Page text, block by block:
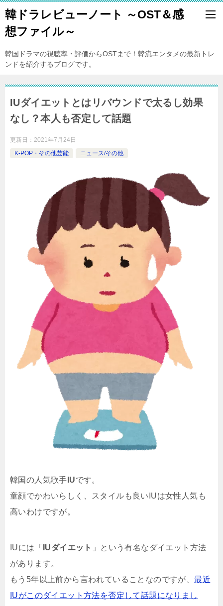
韓ドラレビューノート ～OST＆感
想ファイル～
韓国ドラマの視聴率・評価からOSTまで！韓流エンタメの最新トレ
ンドを紹介するブログです。
IUダイエットとはリバウンドで太るし効果
なし？本人も否定して話題
更新日： 2021年7月24日
K-POP・その他芸能
ニュース/その他
韓国の人気歌手 IUです。
童顔でかわいらしく、スタイルも良いIUは女性人気も
高いわけですが。
IUには「 IUダイエット 」という有名なダイエット方法
があります。
もう5年以上前から言われていることなのですが、最近
IUがこのダイエット方法を否定して話題になりまし